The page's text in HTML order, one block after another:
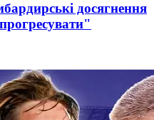
досягнення